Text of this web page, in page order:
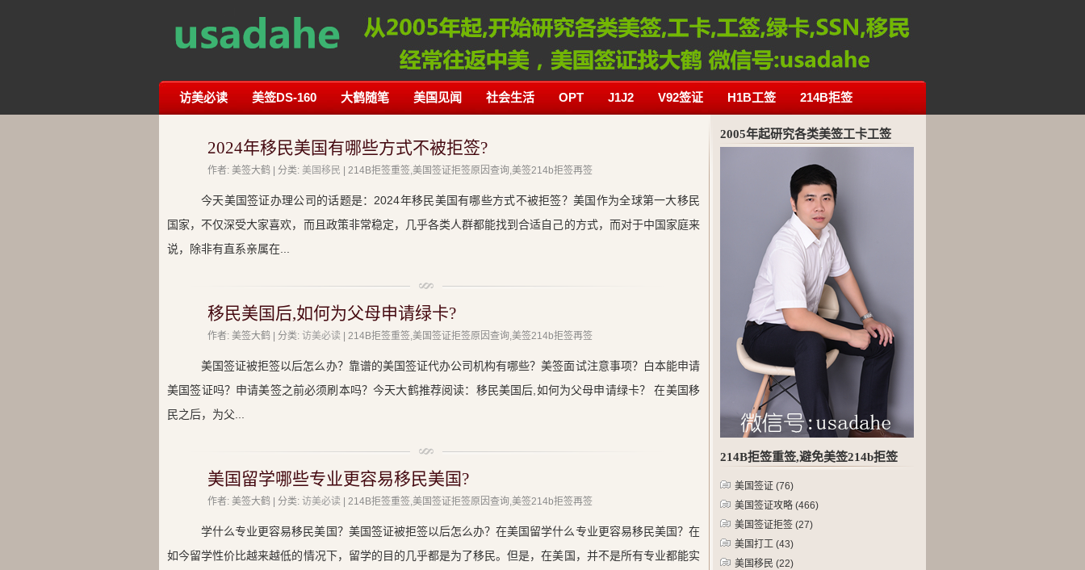
访美必读 美签DS-160 大鹤随笔 美国见闻 社会生活 OPT J1J2 V92签证 H1B工签 214B拒签
2024年移民美国有哪些方式不被拒签?
作者: 美签大鹤 | 分类: 美国移民 | 214B拒签重签,美国签证拒签原因查询,美签214b拒签再签
今天美国签证办理公司的话题是：2024年移民美国有哪些方式不被拒签？美国作为全球第一大移民
国家，不仅深受大家喜欢，而且政策非常稳定，几乎各类人群都能找到合适自己的方式，而对于中国家庭来
说，除非有直系亲属在...
移民美国后,如何为父母申请绿卡?
作者: 美签大鹤 | 分类: 访美必读 | 214B拒签重签,美国签证拒签原因查询,美签214b拒签再签
美国签证被拒签以后怎么办？靠谱的美国签证代办公司机构有哪些？美签面试注意事项？白本能申请
美国签证吗？申请美签之前必须刷本吗？今天大鹤推荐阅读：移民美国后,如何为父母申请绿卡？ 在美国移
民之后，为父...
美国留学哪些专业更容易移民美国?
作者: 美签大鹤 | 分类: 访美必读 | 214B拒签重签,美国签证拒签原因查询,美签214b拒签再签
学什么专业更容易移民美国？美国签证被拒签以后怎么办？在美国留学什么专业更容易移民美国？在
如今留学性价比越来越低的情况下，留学的目的几乎都是为了移民。但是，在美国，并不是所有专业都能实
2005年起研究各类美签工卡工签
214B拒签重签,避免美签214b拒签
美国签证 (76)
美国签证攻略 (466)
美国签证拒签 (27)
美国打工 (43)
美国移民 (22)